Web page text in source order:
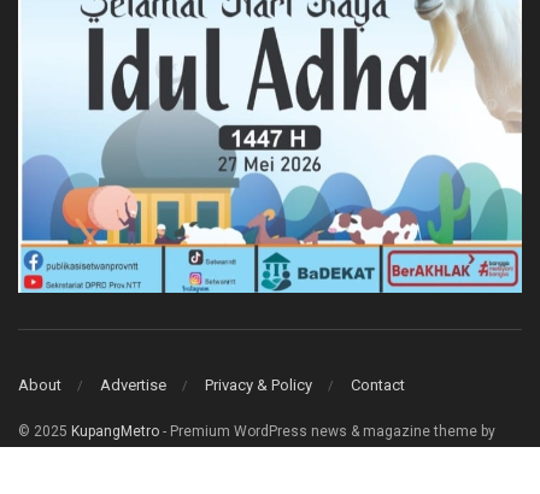
About Advertise Privacy & Policy Contact
© 2025 KupangMetro - Premium WordPress news & magazine theme by